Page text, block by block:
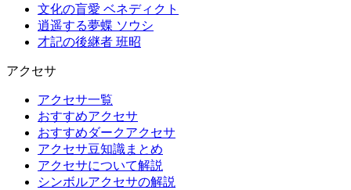
文化の盲愛 ベネディクト
逍遥する夢蝶 ソウシ
才記の後継者 班昭
アクセサ
アクセサ一覧
おすすめアクセサ
おすすめダークアクセサ
アクセサ豆知識まとめ
アクセサについて解説
シンボルアクセサの解説